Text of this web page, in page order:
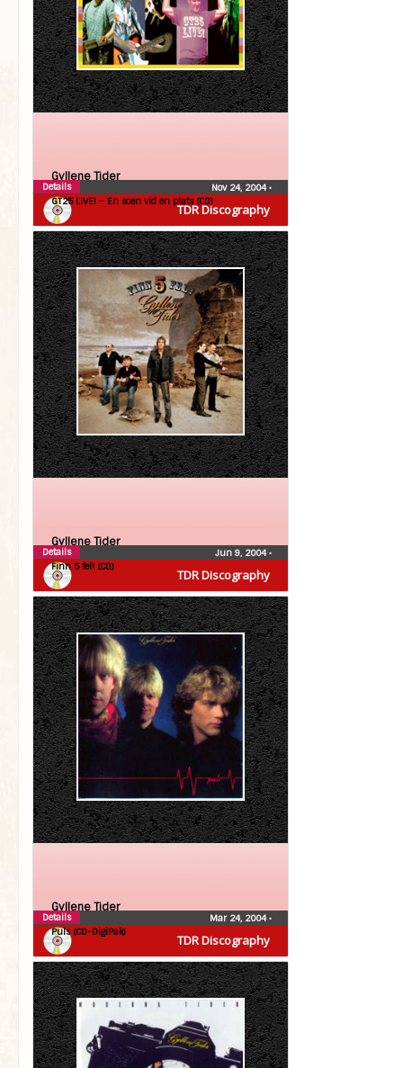
TDR Discography
Gyllene Tider
GT25 LIVE! – En scen vid en plats (CD)
Nov 24, 2004•
Details
TDR Discography
Gyllene Tider
Finn 5 fel! (CD)
Jun 9, 2004•
Details
TDR Discography
Gyllene Tider
Puls (CD-DigiPak)
Mar 24, 2004•
Details